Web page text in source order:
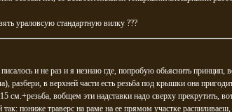
ураловсую стандартную вилку ???
и не раз и я незнаю где, попробую обьяснить принцип,
разбери, в верхней части есть резьба под крышки она
см.+резьба, вобщем эти надставки надо сверху прекрутить,
пониже траверс на раме на ее прямом участке распиливаеш,